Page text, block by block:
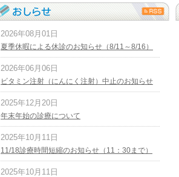
2026年08月01日
夏季休暇による休診のお知らせ（8/11～8/16）
2026年06月06日
ビタミン注射（にんにく注射）中止のお知らせ
2025年12月20日
年末年始の診療について
2025年10月11日
11/18診療時間短縮のお知らせ（11：30まで）
2025年10月11日